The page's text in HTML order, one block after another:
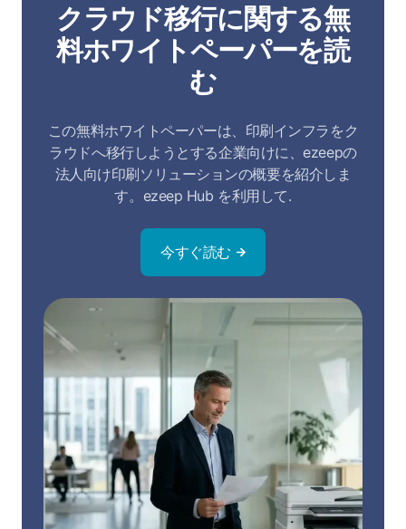
クラウド移行に関する無
料ホワイトペーパーを読
む
この無料ホワイトペーパーは、印刷インフラをク
ラウドへ移行しようとする企業向けに、ezeepの
法人向け印刷ソリューションの概要を紹介しま
す。 ezeep Hub を利用して.
今すぐ読む